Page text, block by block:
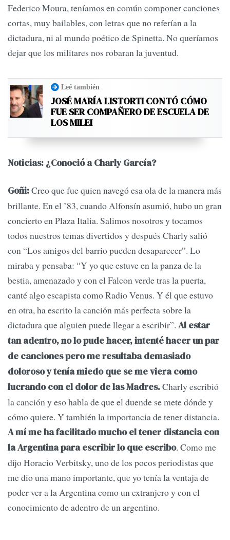
Federico Moura, teníamos en común componer canciones
cortas, muy bailables, con letras que no referían a la
dictadura, ni al mundo poético de Spinetta. No queríamos
dejar que los militares nos robaran la juventud.
Leé también
JOSÉ MARÍA LISTORTI CONTÓ CÓMO
FUE SER COMPAÑERO DE ESCUELA DE
LOS MILEI
Noticias: ¿Conoció a Charly García?
Goñi:Creo que fue quien navegó esa ola de la manera más
brillante. En el ’83, cuando Alfonsín asumió, hubo un gran
concierto en Plaza Italia. Salimos nosotros y tocamos
todos nuestros temas divertidos y después Charly salió
con “Los amigos del barrio pueden desaparecer”. Lo
miraba y pensaba: “Y yo que estuve en la panza de la
bestia, amenazado y con el Falcon verde tras la puerta,
canté algo escapista como Radio Venus. Y él que estuvo
en otra, ha escrito la canción más perfecta sobre la
dictadura que alguien puede llegar a escribir”. Al estar
tan adentro, no lo pude hacer, intenté hacer un par
de canciones pero me resultaba demasiado
doloroso y tenía miedo que se me viera como
lucrando con el dolor de las Madres.Charly escribió
la canción y eso habla de que el duende se mete dónde y
cómo quiere. Y también la importancia de tener distancia.
A mí me ha facilitado mucho el tener distancia con
la Argentina para escribir lo que escribo. Como me
dijo Horacio Verbitsky, uno de los pocos periodistas que
me dio una mano importante, que yo tenía la ventaja de
poder ver a la Argentina como un extranjero y con el
conocimiento de adentro de un argentino.